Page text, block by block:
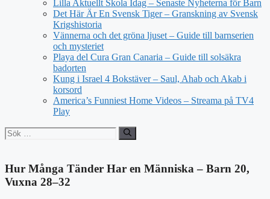
Lilla Aktuellt Skola Idag – Senaste Nyheterna för Barn
Det Här Är En Svensk Tiger – Granskning av Svensk
Krigshistoria
Vännerna och det gröna ljuset – Guide till barnserien
och mysteriet
Playa del Cura Gran Canaria – Guide till solsäkra
badorten
Kung i Israel 4 Bokstäver – Saul, Ahab och Akab i
korsord
America’s Funniest Home Videos – Streama på TV4
Play
Sök
efter:
Hur Många Tänder Har en Människa – Barn 20,
Vuxna 28–32